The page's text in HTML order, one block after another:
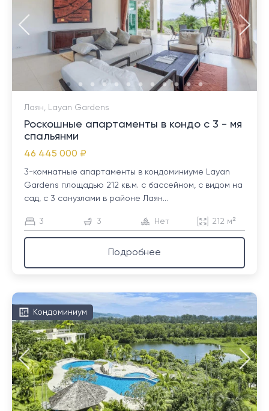
Лаян, Layan Gardens
Роскошные апартаменты в кондо с 3 - мя
спальянми
46 445 000 ₽
3-комнатные апартаменты в кондоминиуме Layan
Gardens площадью 212 кв.м. с бассейном, с видом на
сад, с 3 санузлами в районе Лаян...
3 3 Нет 212 м²
Подробнее
Кондоминиум